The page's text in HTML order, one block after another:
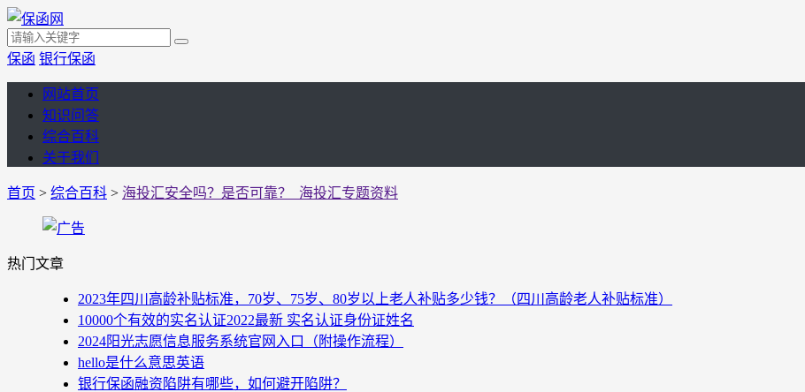
保函 银行保函
网站首页
知识问答
综合百科
关于我们
首页 > 综合百科 > 海投汇安全吗？是否可靠？_海投汇专题资料
热门文章
2023年四川高龄补贴标准，70岁、75岁、80岁以上老人补贴多少钱？（四川高龄老人补贴标准）
10000个有效的实名认证2022最新 实名认证身份证姓名
2024阳光志愿信息服务系统官网入口（附操作流程）
hello是什么意思英语
银行保函融资陷阱有哪些，如何避开陷阱？